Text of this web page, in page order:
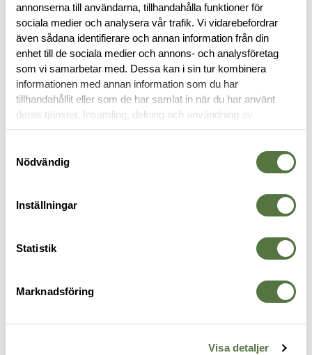
annonserna till användarna, tillhandahålla funktioner för
sociala medier och analysera vår trafik. Vi vidarebefordrar
även sådana identifierare och annan information från din
enhet till de sociala medier och annons- och analysföretag
som vi samarbetar med. Dessa kan i sin tur kombinera
informationen med annan information som du har
tillhandahållit eller som de har samlat in när du har använt
deras tjänster. Insamling, delning och användning av
personuppgifter kan användas för personalisering av
Nödvändig
Inställningar
Statistik
Marknadsföring
Visa detaljer
RECENSIONER
OM VARUMÄRKET
BLUE FORCE GEAR TASMANIAN TIGER